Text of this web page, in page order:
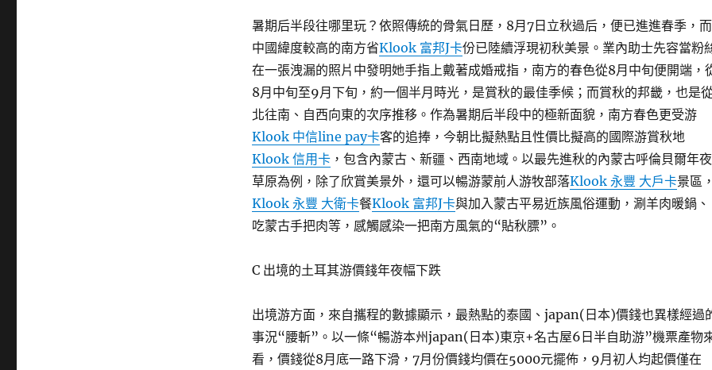
暑期后半段往哪里玩？依照傳統的骨氣日歷，8月7日立秋過后，便已進進春季，而
中國緯度較高的南方省Klook 富邦J卡份已陸續浮現初秋美景。業內助士先容當粉
在一張洩漏的照片中發明她手指上戴著成婚戒指，南方的春色從8月中旬便開端，
8月中旬至9月下旬，約一個半月時光，是賞秋的最佳季候；而賞秋的邦畿，也是
北往南、自西向東的次序推移。作為暑期后半段中的極新面貌，南方春色更受游
Klook 中信line pay卡客的追捧，今朝比擬熱點且性價比擬高的國際游賞秋地
Klook 信用卡，包含內蒙古、新疆、西南地域。以最先進秋的內蒙古呼倫貝爾年夜
草原為例，除了欣賞美景外，還可以暢游蒙前人游牧部落Klook 永豐 大戶卡景區，
Klook 永豐 大衛卡餐Klook 富邦J卡與加入蒙古平易近族風俗運動，涮羊肉暖鍋、
吃蒙古手把肉等，感觸感染一把南方風氣的“貼秋膘”。
C 出境的土耳其游價錢年夜幅下跌
出境游方面，來自攜程的數據顯示，最熱點的泰國、japan(日本)價錢也異樣經過
事況“腰斬”。以一條“暢游本州japan(日本)東京+名古屋6日半自助游”機票產物
看，價錢從8月底一路下滑，7月份價錢均價在5000元擺佈，9月初人均起價僅在